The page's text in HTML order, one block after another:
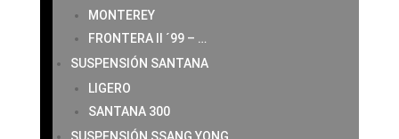
MONTEREY
FRONTERA II ´99 – …
SUSPENSIÓN SANTANA
LIGERO
SANTANA 300